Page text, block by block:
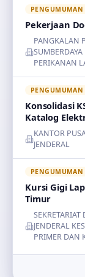
PENGUMUMAN
Pekerjaan
PANGKALAN
PERIKANAN
PENGUMUMAN
Konsolidasi
Katalog
KANTOR
JENDERAL
PENGUMUMAN
Kursi Gigi
Timur
SEKRETARIAT
JENDERAL
PRIMER DAN